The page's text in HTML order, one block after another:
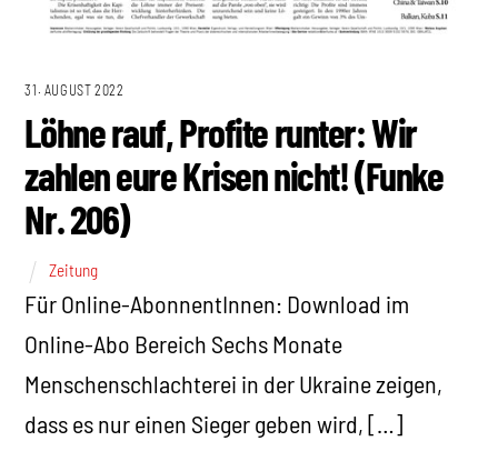
31. AUGUST 2022
Löhne rauf, Profite runter: Wir
zahlen eure Krisen nicht! (Funke
Nr. 206)
Zeitung
Für Online-AbonnentInnen: Download im
Online-Abo Bereich Sechs Monate
Menschenschlachterei in der Ukraine zeigen,
dass es nur einen Sieger geben wird, […]